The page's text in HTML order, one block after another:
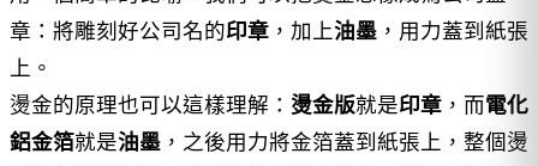
章：將雕刻好公司名的印章 ，加上油墨 ，用力蓋到紙張
上。
燙金的原理也可以這樣理解： 燙金版就是印章 ，而電化
鋁金箔就是油墨 ，之後用力將金箔蓋到紙張上，整個燙